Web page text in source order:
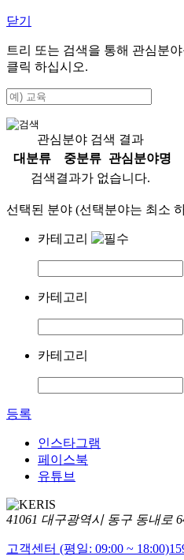
닫기
트리 또는 검색을 통해 관심분
클릭 하십시오.
관심분야 검색 결과
대분류
중분류
관심분야명
검색결과가 없습니다.
선택된 분야 (선택분야는 최소
카테고리
카테고리
카테고리
등록
인스타그램
페이스북
유튜브
41061 대구광역시 동구 동내로
고객센터 (평일: 09:00 ~ 18:00)